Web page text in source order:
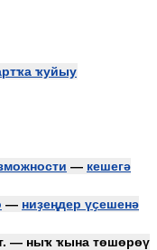
ҡуйыу
— кешегә
— ниҙеңдер үҫешенә
— ныҡ ҡына төшөрөү